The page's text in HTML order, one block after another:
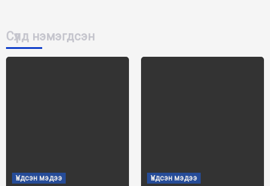
Сүүлд нэмэгдсэн
Үндсэн мэдээ Үндсэн мэдээ